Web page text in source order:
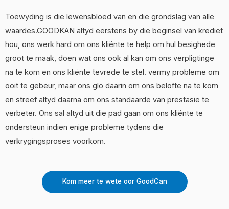
Toewyding is die lewensbloed van en die grondslag van alle
waardes.GOODKAN altyd eerstens by die beginsel van krediet
hou, ons werk hard om ons kliënte te help om hul besighede
groot te maak, doen wat ons ook al kan om ons verpligtinge
na te kom en ons kliënte tevrede te stel. vermy probleme om
ooit te gebeur, maar ons glo daarin om ons belofte na te kom
en streef altyd daarna om ons standaarde van prestasie te
verbeter. Ons sal altyd uit die pad gaan om ons kliënte te
ondersteun indien enige probleme tydens die
verkrygingsproses voorkom.
Kom meer te wete oor GoodCan